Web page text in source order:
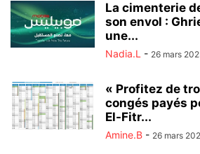
La cimenterie
son envol :
une...
Nadia.L - 26 mars
« Profitez de
congés payés
El-Fitr...
Amine.B - 26 mars